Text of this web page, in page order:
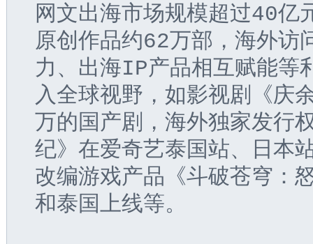
网文出海市场规模超过40亿
原创作品约62万部，海外
力、出海IP产品相互赋能等
入全球视野，如影视剧《庆
万的国产剧，海外独家发行
纪》在爱奇艺泰国站、日本
改编游戏产品《斗破苍穹：
和泰国上线等。